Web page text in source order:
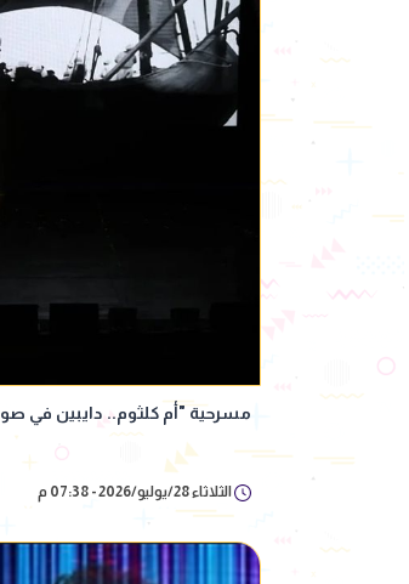
مسرحية "أم كلثوم.. دايبين
الثلاثاء 28/يوليو/2026 - 07:38 م